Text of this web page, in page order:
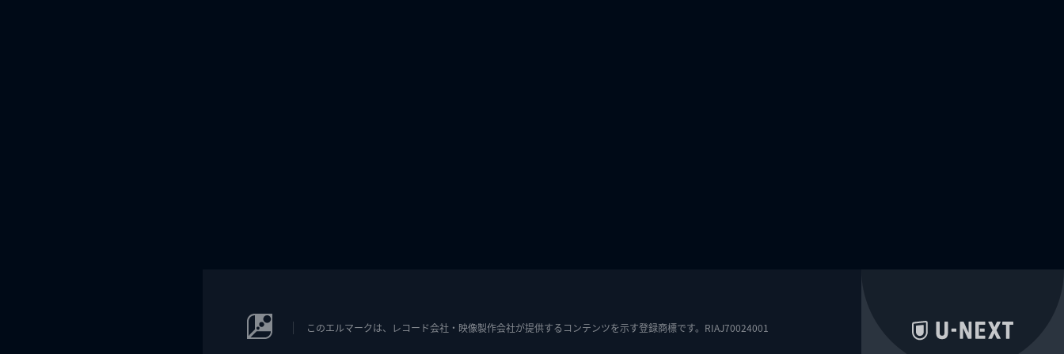
このエルマークは、レコード会社・映像製作会社が提供するコンテンツを示す登録商標です。RIAJ70024001